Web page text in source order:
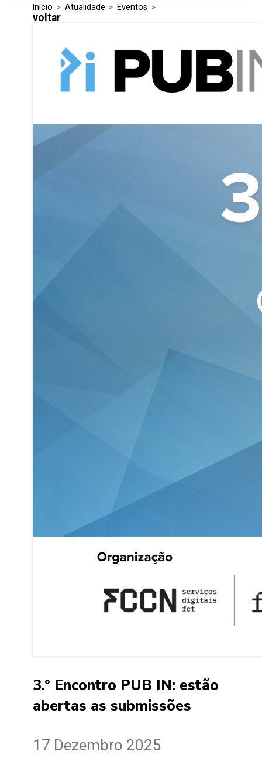
Segurança
Inovação
Media Kit
Entidades Ligadas
Perguntas Frequentes
Eventos
Início > Atualidade > Eventos >
voltar
3.º Encontro PUB IN: estão
abertas as submissões
17 Dezembro 2025